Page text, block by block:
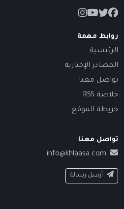
روابط مهمة
الرئيسية
المصادر الإخبارية
تواصل معنا
خلاصة RSS
خريطة الموقع
تواصل معنا
info@khlaasa.com
أرسل رسالة